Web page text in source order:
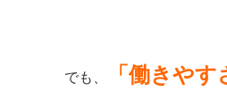
でも、 「働きやす